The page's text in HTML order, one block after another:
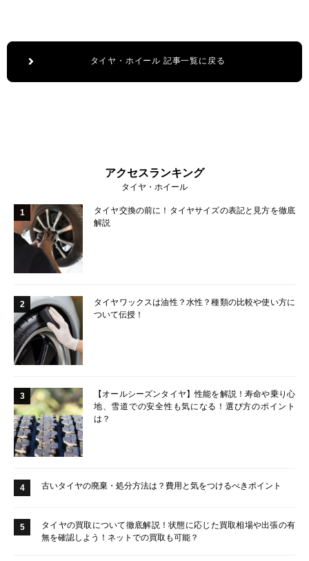
タイヤ・ホイール 記事一覧に戻る
アクセスランキング
タイヤ・ホイール
1
タイヤ交換の前に！タイヤサイズの表記と見方を徹底
解説
2
タイヤワックスは油性？水性？種類の比較や使い方に
ついて伝授！
3
【オールシーズンタイヤ】性能を解説！寿命や乗り心
地、雪道での安全性も気になる！選び方のポイント
は？
4 古いタイヤの廃棄・処分方法は？費用と気をつけるべきポイント
5
タイヤの買取について徹底解説！状態に応じた買取相場や出張の有
無を確認しよう！ネットでの買取も可能？